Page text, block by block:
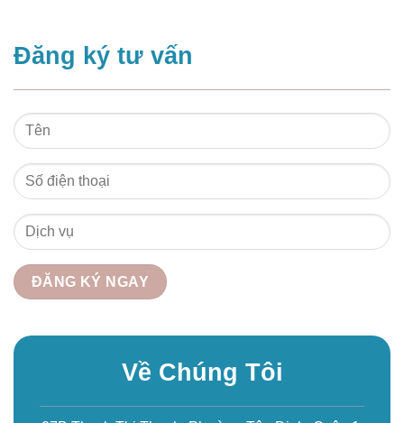
Đăng ký tư vấn
Về Chúng Tôi